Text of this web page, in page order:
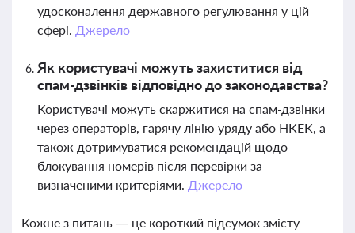
удосконалення державного регулювання у цій
сфері. Джерело
Як користувачі можуть захиститися від
спам-дзвінків відповідно до законодавства?
Користувачі можуть скаржитися на спам-дзвінки
через операторів, гарячу лінію уряду або НКЕК, а
також дотримуватися рекомендацій щодо
блокування номерів після перевірки за
визначеними критеріями. Джерело
Кожне з питань — це короткий підсумок змісту